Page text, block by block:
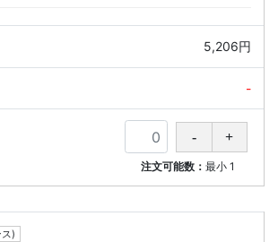
5,206円
-
注文可能数：最小 1
)